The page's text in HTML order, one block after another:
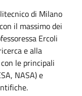
di Milano
il massimo dei
Ercoli
e alla
le principali
NASA) e